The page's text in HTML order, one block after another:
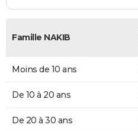
Famille NAKIB
Moins de 10 ans
De 10 à 20 ans
De 20 à 30 ans